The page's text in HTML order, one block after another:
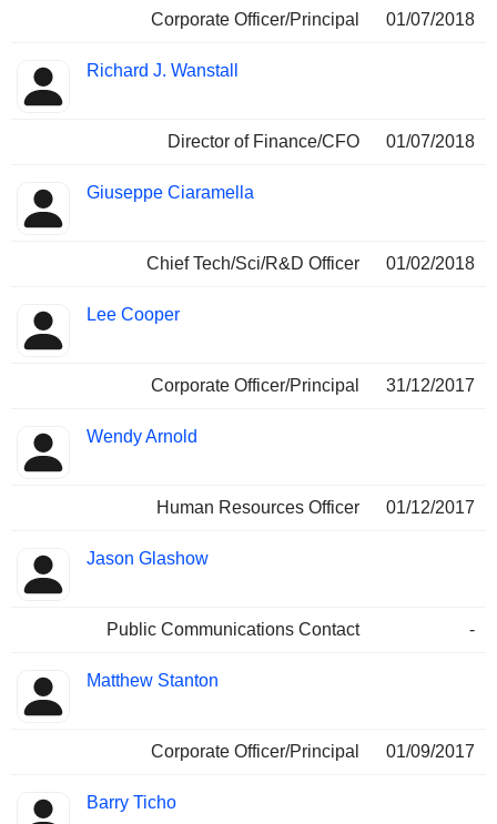
Corporate Officer/Principal 01/07/2018
Richard J. Wanstall
Director of Finance/CFO 01/07/2018
Giuseppe Ciaramella
Chief Tech/Sci/R&D Officer 01/02/2018
Lee Cooper
Corporate Officer/Principal 31/12/2017
Wendy Arnold
Human Resources Officer 01/12/2017
Jason Glashow
Public Communications Contact -
Matthew Stanton
Corporate Officer/Principal 01/09/2017
Barry Ticho